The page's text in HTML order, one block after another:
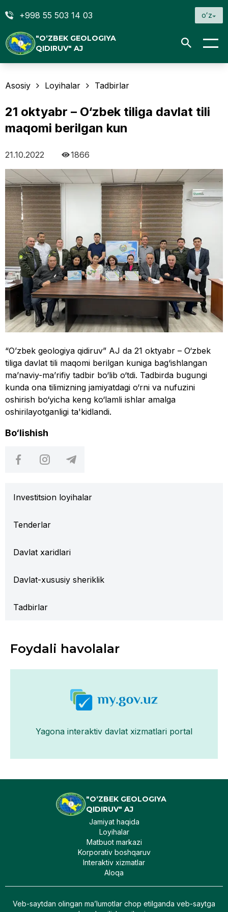
+998 55 503 14 03 oʻz
"O‘ZBEK GEOLOGIYA
QIDIRUV" AJ
Asosiy Loyihalar Tadbirlar
21 oktyabr – O‘zbek tiliga davlat tili
maqomi berilgan kun
21.10.2022 1866
“O’zbek geologiya qidiruv” AJ da 21 oktyabr – O‘zbek
tiliga davlat tili maqomi berilgan kuniga bag‘ishlangan
ma’naviy-ma’rifiy tadbir bo‘lib o‘tdi. Tadbirda bugungi
kunda ona tilimizning jamiyatdagi o‘rni va nufuzini
oshirish bo‘yicha keng ko‘lamli ishlar amalga
oshirilayotganligi ta'kidlandi.
Bo‘lishish
Investitsion loyihalar
Tenderlar
Davlat xaridlari
Davlat-xususiy sheriklik
Tadbirlar
Foydali havolalar
Yagona interaktiv davlat xizmatlari portal
"O‘ZBEK GEOLOGIYA
QIDIRUV" AJ
Jamiyat haqida
Loyihalar
Matbuot markazi
Korporativ boshqaruv
Interaktiv xizmatlar
Aloqa
Veb-saytdan olingan maʼlumotlar chop etilganda veb-saytga